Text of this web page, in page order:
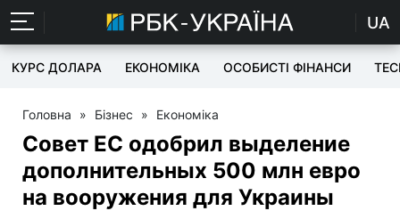
UA
КУРС ДОЛАРА ЕКОНОМІКА ОСОБИСТІ ФІНАНСИ
Головна » Бізнес » Економіка
Совет ЕС одобрил выделение
дополнительных 500 млн евро
на вооружения для Украины